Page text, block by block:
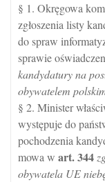
§ 1. Okręgowa
zgłoszenia listy
do spraw
sprawie
kandydatury na
obywatelem
§ 2. Minister
występuje do
pochodzenia
mowa w art.344
obywatela UE